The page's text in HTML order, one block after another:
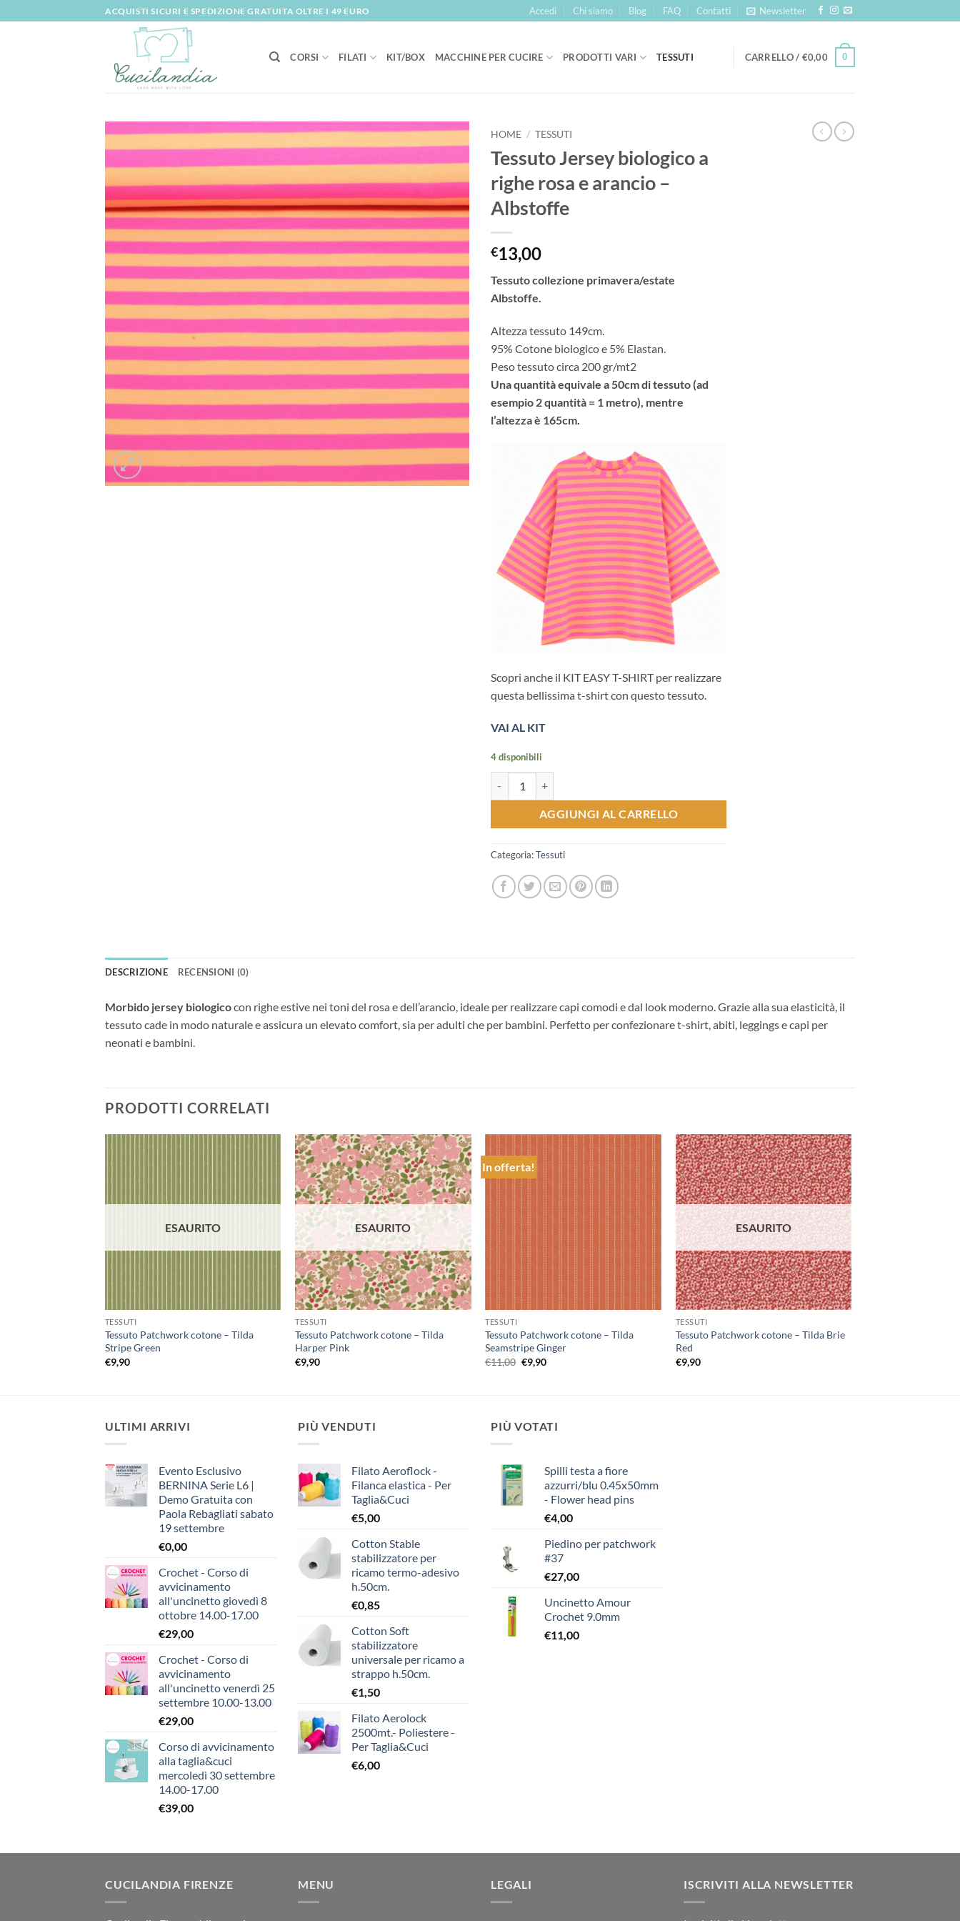
ai
ACQUISTI SICURI E SPEDIZIONE GRATUITA OLTRE I 49 EURO Accedi Chi siamo Blog FAQ Contatti Newsletter
CORSI FILATI KIT/BOX MACCHINE PER CUCIRE PRODOTTI VARI TESSUTI CARRELLO / €0,00 0
alla lista
dei
desideri
HOME / TESSUTI
Tessuto Jersey biologico a
righe rosa e arancio –
Albstoffe
€13,00
Tessuto collezione primavera/estate
Albstoffe.
Altezza tessuto 149cm.
95% Cotone biologico e 5% Elastan.
Peso tessuto circa 200 gr/mt2
Una quantità equivale a 50cm di tessuto (ad
esempio 2 quantità = 1 metro), mentre
l’altezza è 165cm.
Scopri anche il KIT EASY T-SHIRT per realizzare
questa bellissima t-shirt con questo tessuto.
VAI AL KIT
4 disponibili
AGGIUNGI AL CARRELLO
Categoria:Tessuti
DESCRIZIONE RECENSIONI (0)
Morbido jersey biologicocon righe estive nei toni del rosa e dell’arancio, ideale per realizzare capi comodi e dal look moderno. Grazie alla sua elasticità, il
tessuto cade in modo naturale e assicura un elevato comfort, sia per adulti che per bambini. Perfetto per confezionare t-shirt, abiti, leggings e capi per
neonati e bambini.
PRODOTTI CORRELATI
desideri
ESAURITO
TESSUTI
Tessuto Patchwork cotone – Tilda
Stripe Green
€9,90
Aggiungi
alla lista
dei
desideri
ESAURITO
TESSUTI
Tessuto Patchwork cotone – Tilda
Harper Pink
€9,90
In offerta!
Aggiungi
alla lista
dei
desideri
TESSUTI
Tessuto Patchwork cotone – Tilda
Seamstripe Ginger
€11,00 Il
prezzo
€9,90Il
Aggiungi
alla lista
dei
desideri
ESAURITO
TESSUTI
Tessuto Patchwork cotone – Tilda Brie
Red
€9,90
ULTIMI ARRIVI
Evento Esclusivo
BERNINA Serie L6 |
Demo Gratuita con
Paola Rebagliati sabato
19 settembre
€0,00
Crochet - Corso di
avvicinamento
all'uncinetto giovedì 8
ottobre 14.00-17.00
€29,00
Crochet - Corso di
avvicinamento
all'uncinetto venerdì 25
settembre 10.00-13.00
€29,00
Corso di avvicinamento
alla taglia&cuci
mercoledì 30 settembre
14.00-17.00
€39,00
PIÙ VENDUTI
Filato Aeroflock -
Filanca elastica - Per
Taglia&Cuci
€5,00
Cotton Stable
stabilizzatore per
ricamo termo-adesivo
h.50cm.
€0,85
Cotton Soft
stabilizzatore
universale per ricamo a
strappo h.50cm.
€1,50
Filato Aerolock
2500mt.- Poliestere -
Per Taglia&Cuci
€6,00
PIÙ VOTATI
Spilli testa a fiore
azzurri/blu 0.45x50mm
- Flower head pins
€4,00
Piedino per patchwork
#37
€27,00
Uncinetto Amour
Crochet 9.0mm
€11,00
CUCILANDIA FIRENZE MENU LEGALI ISCRIVITI ALLA NEWSLETTER